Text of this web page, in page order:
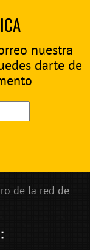
nuestra
darte de
de la red de